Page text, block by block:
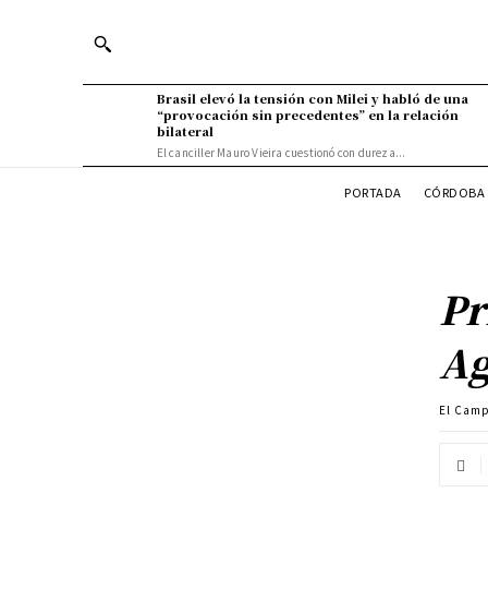
Brasil elevó la tensión con Milei y habló de una
“provocación sin precedentes” en la relación
bilateral
El canciller Mauro Vieira cuestionó con dureza...
PORTADA CÓRDOBA
El